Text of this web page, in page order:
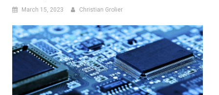
March 15, 2023 Christian Grolier